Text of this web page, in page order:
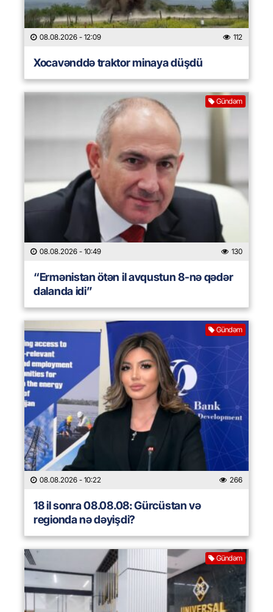
08.08.2026 - 12:09 112
Xocavənddə traktor minaya düşdü
Gündəm
08.08.2026 - 10:49 130
“Ermənistan ötən il avqustun 8-nə qədər
dalanda idi”
Gündəm
08.08.2026 - 10:22 266
18 il sonra 08.08.08: Gürcüstan və
regionda nə dəyişdi?
Gündəm